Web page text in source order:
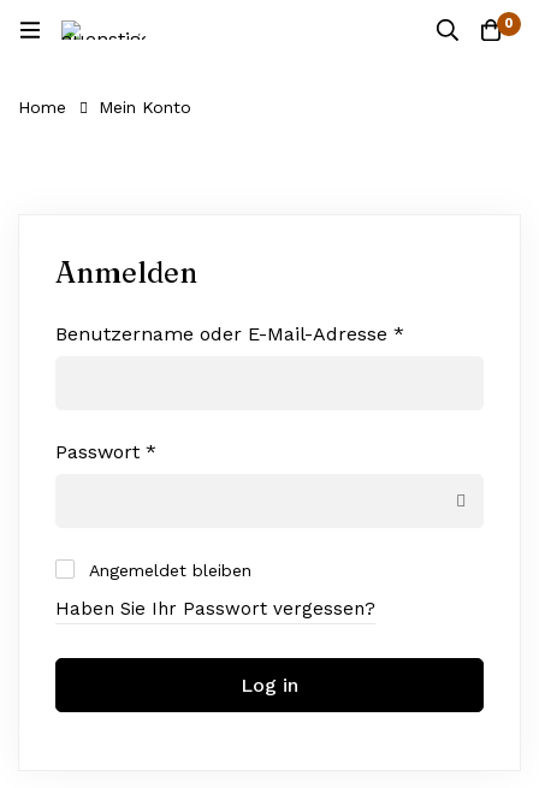
0
Home Mein Konto
Anmelden
Benutzername oder E-Mail-Adresse *
Passwort *
Angemeldet bleiben
Haben Sie Ihr Passwort vergessen?
Log in